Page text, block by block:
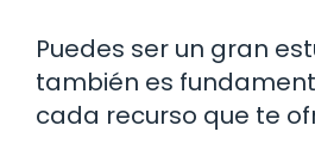
Puedes ser un gran
también es
cada recurso que te